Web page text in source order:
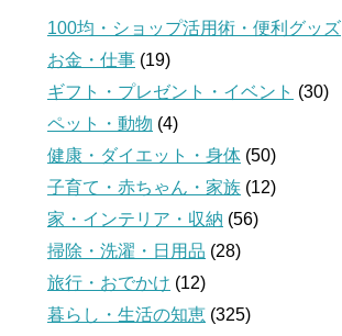
100均・ショップ活用術・便利グッズ
お金・仕事 (19)
ギフト・プレゼント・イベント (30)
ペット・動物 (4)
健康・ダイエット・身体 (50)
子育て・赤ちゃん・家族 (12)
家・インテリア・収納 (56)
掃除・洗濯・日用品 (28)
旅行・おでかけ (12)
暮らし・生活の知恵 (325)